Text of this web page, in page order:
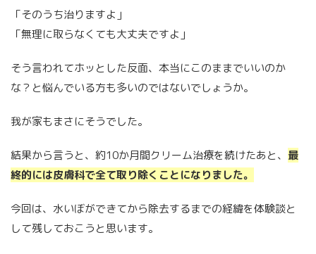
「そのうち治りますよ」
「無理に取らなくても大丈夫ですよ」
そう言われてホッとした反面、本当にこのままでいいのか
な？と悩んでいる方も多いのではないでしょうか。
我が家もまさにそうでした。
結果から言うと、約10か月間クリーム治療を続けたあと、 最
終的には皮膚科で全て取り除くことになりました。
今回は、水いぼができてから除去するまでの経緯を体験談と
して残しておこうと思います。